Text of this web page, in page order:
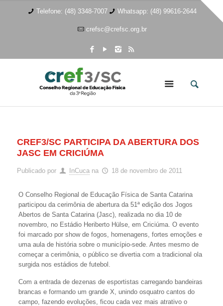
Telefone: (48) 3348-7007 Whatsapp: (48) 99616-2644
crefsc@crefsc.org.br
CREF3/SC PARTICIPA DA ABERTURA DOS
JASC EM CRICIÚMA
Publicado por InCuca na 18 de novembro de 2011
O Conselho Regional de Educação Física de Santa Catarina
participou da cerimônia de abertura da 51ª edição dos Jogos
Abertos de Santa Catarina (Jasc), realizada no dia 10 de
novembro, no Estádio Heriberto Hülse, em Criciúma. O evento
foi marcado por show de fogos, homenagens, fortes emoções e
uma aula de história sobre o município-sede. Antes mesmo de
começar a cerimônia, o público se divertia com a tradicional ola
surgida nos estádios de futebol.
Com a entrada de dezenas de esportistas carregando bandeiras
brancas e formando um grande X, unindo osquatro cantos do
campo, fazendo evoluções, ficou cada vez mais atrativo o